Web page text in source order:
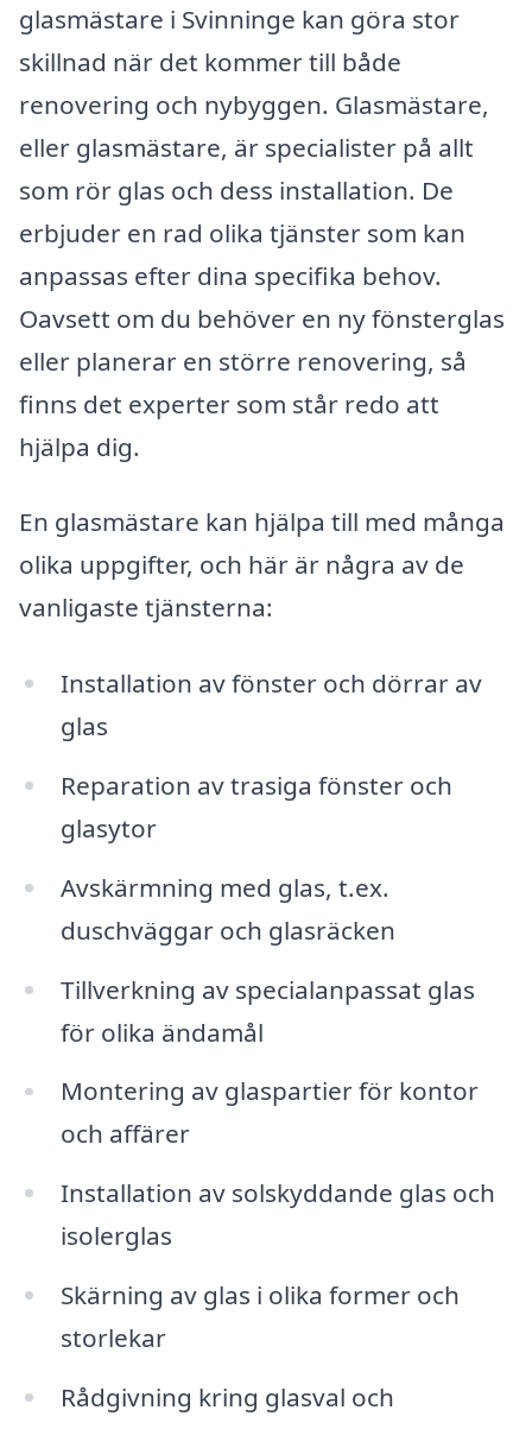
glasmästare i Svinninge kan göra stor
skillnad när det kommer till både
renovering och nybyggen. Glasmästare,
eller glasmästare, är specialister på allt
som rör glas och dess installation. De
erbjuder en rad olika tjänster som kan
anpassas efter dina specifika behov.
Oavsett om du behöver en ny fönsterglas
eller planerar en större renovering, så
finns det experter som står redo att
hjälpa dig.
En glasmästare kan hjälpa till med många
olika uppgifter, och här är några av de
vanligaste tjänsterna:
Installation av fönster och dörrar av
glas
Reparation av trasiga fönster och
glasytor
Avskärmning med glas, t.ex.
duschväggar och glasräcken
Tillverkning av specialanpassat glas
för olika ändamål
Montering av glaspartier för kontor
och affärer
Installation av solskyddande glas och
isolerglas
Skärning av glas i olika former och
storlekar
Rådgivning kring glasval och